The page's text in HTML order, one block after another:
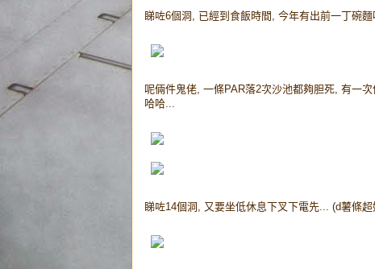
睇咗6個洞, 已經到食飯時間, 今年有出前一丁碗
呢倆件鬼佬, 一條PAR落2次沙池都夠胆死, 有一
哈哈...
睇咗14個洞, 又要坐低休息下叉下電先... (d薯條